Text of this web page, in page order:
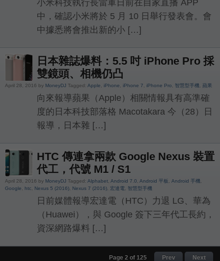
小米科技執行長雷軍日前在自家直播 APP
中，確認小米將於 5 月 10 日舉行發表會。會
中據悉將會推出新的小 […]
日本雜誌爆料：5.5 吋 iPhone Pro 採
雙鏡頭、相機仍凸
April 28, 2016 by MoneyDJ Tagged: Apple iPhone iPhone 7 iPhone Pro 智慧型手機 蘋果
向來報導蘋果（Apple）相關情報具有高準確
度的日本科技部落格 Macotakara 今（28）日
報導，日本雜 […]
HTC 傳連拿兩款 Google Nexus 裝置
代工，代號 M1 / S1
April 28, 2016 by MoneyDJ Tagged: Alphabet Android 7.0 Android 平板 Android 手機
Google
htc Nexus 5 (2016) Nexus 7 (2016) 宏達電 智慧型手機
日前媒體報導宏達電（HTC）力退 LG、華為
（Huawei），與 Google 簽下三年代工長約，
資深網路爆料 […]
Next
Prev
Page 2 of 125